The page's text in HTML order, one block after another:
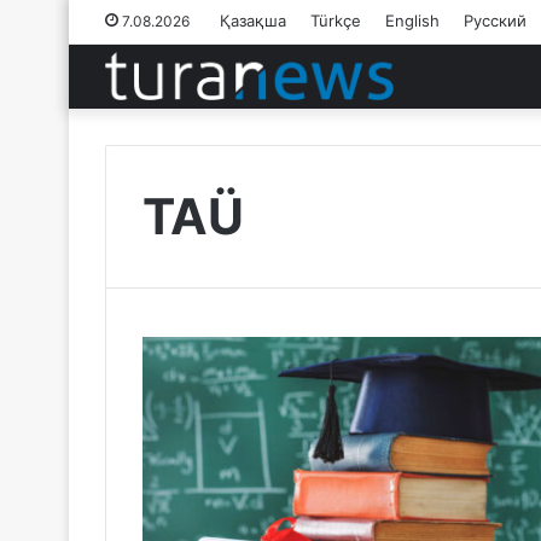
7.08.2026 Қазақша Türkçe English Русский
TAÜ